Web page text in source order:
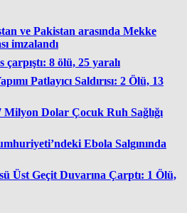
ve Pakistan arasında Mekke
imzalandı
çarpıştı: 8 ölü, 25 yaralı
Patlayıcı Saldırısı: 2 Ölü, 13
Milyon Dolar Çocuk Ruh Sağlığı
Ebola Salgınında
Üst Geçit Duvarına Çarptı: 1 Ölü,